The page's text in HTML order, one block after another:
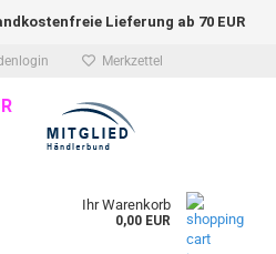
Merkzettel
Lieferung ab 70 EUR
Ihr Warenkorb
0,00 EUR